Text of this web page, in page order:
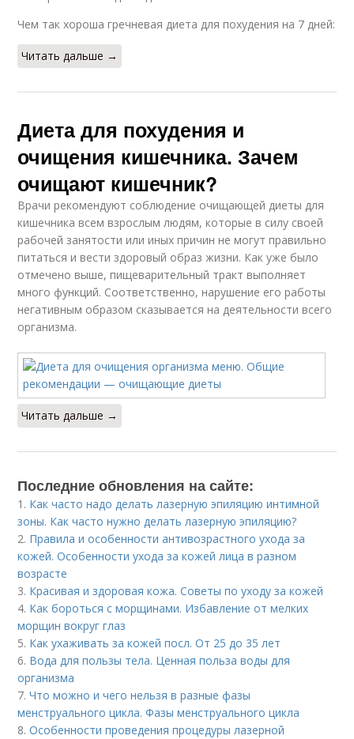
Чем так хороша гречневая диета для похудения на 7 дней:
Читать дальше →
Диета для похудения и
очищения кишечника. Зачем
очищают кишечник?
Врачи рекомендуют соблюдение очищающей диеты для
кишечника всем взрослым людям, которые в силу своей
рабочей занятости или иных причин не могут правильно
питаться и вести здоровый образ жизни. Как уже было
отмечено выше, пищеварительный тракт выполняет
много функций. Соответственно, нарушение его работы
негативным образом сказывается на деятельности всего
организма.
Читать дальше →
Последние обновления на сайте:
1. Как часто надо делать лазерную эпиляцию интимной
зоны. Как часто нужно делать лазерную эпиляцию?
2. Правила и особенности антивозрастного ухода за
кожей. Особенности ухода за кожей лица в разном
возрасте
3. Красивая и здоровая кожа. Советы по уходу за кожей
4. Как бороться с морщинами. Избавление от мелких
морщин вокруг глаз
5. Как ухаживать за кожей посл. От 25 до 35 лет
6. Вода для пользы тела. Ценная польза воды для
организма
7.Что можно и чего нельзя в разные фазы
менструального цикла. Фазы менструального цикла
8.Особенности проведения процедуры лазерной